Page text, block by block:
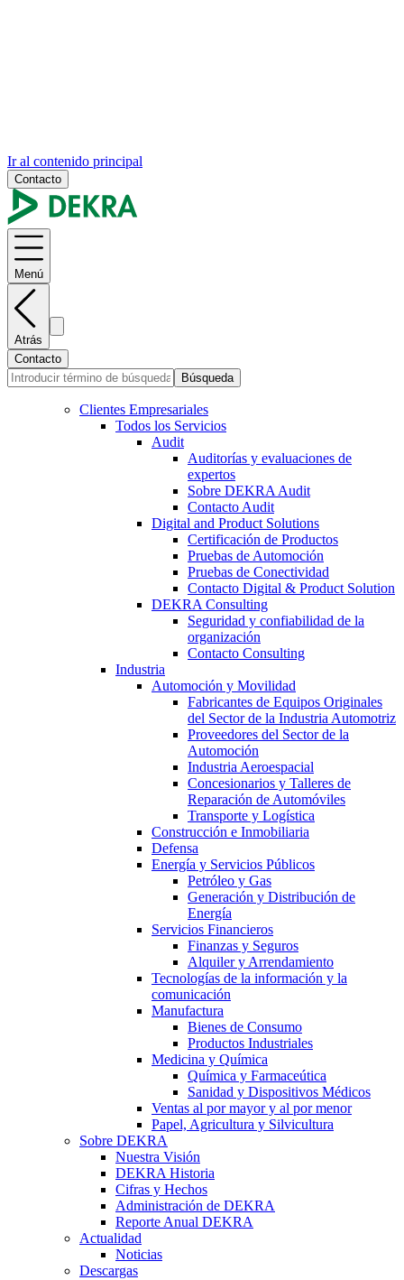
Ir al contenido principal
Contacto
Menú
Atrás
Contacto
Búsqueda
Clientes Empresariales
Todos los Servicios
Audit
Auditorías y evaluaciones de
expertos
Sobre DEKRA Audit
Contacto Audit
Digital and Product Solutions
Certificación de Productos
Pruebas de Automoción
Pruebas de Conectividad
Contacto Digital & Product Solution
DEKRA Consulting
Seguridad y confiabilidad de la
organización
Contacto Consulting
Industria
Automoción y Movilidad
Fabricantes de Equipos Originales
del Sector de la Industria Automotriz
Proveedores del Sector de la
Automoción
Industria Aeroespacial
Concesionarios y Talleres de
Reparación de Automóviles
Transporte y Logística
Construcción e Inmobiliaria
Defensa
Energía y Servicios Públicos
Petróleo y Gas
Generación y Distribución de
Energía
Servicios Financieros
Finanzas y Seguros
Alquiler y Arrendamiento
Tecnologías de la información y la
comunicación
Manufactura
Bienes de Consumo
Productos Industriales
Medicina y Química
Química y Farmaceútica
Sanidad y Dispositivos Médicos
Ventas al por mayor y al por menor
Papel, Agricultura y Silvicultura
Sobre DEKRA
Nuestra Visión
DEKRA Historia
Cifras y Hechos
Administración de DEKRA
Reporte Anual DEKRA
Actualidad
Noticias
Descargas